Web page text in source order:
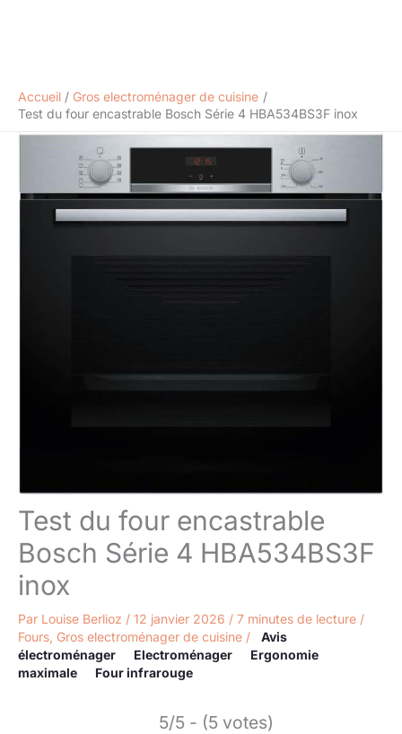
Accueil
Gros electroménager de cuisine
Test du four encastrable Bosch Série 4 HBA534BS3F inox
Test du four encastrable
Bosch Série 4 HBA534BS3F
inox
Par Louise Berlioz / 12 janvier 2026 / 7 minutes de lecture /
Fours Gros electroménager de cuisine /
Avis
électroménager
Electroménager
Ergonomie
maximale
Four infrarouge
5/5 - (5 votes)